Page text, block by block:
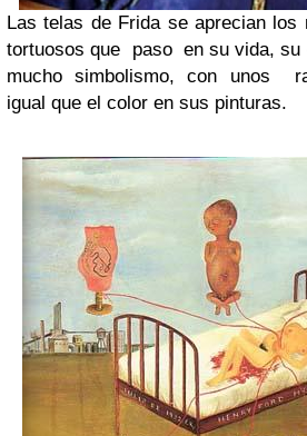
Las telas de Frida se aprecian los
tortuosos que
paso en su vida, su
mucho simbolismo, con unos
igual que el color en sus pinturas.